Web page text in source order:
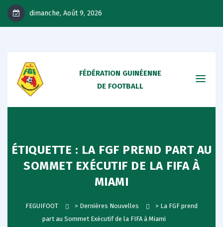
dimanche, Août 9, 2026
FÉDÉRATION GUINÉENNE
DE FOOTBALL
ÉTIQUETTE : LA FGF PREND PART AU
SOMMET EXÉCUTIF DE LA FIFA À
MIAMI
FEGUIFOOT > Dernières Nouvelles > La FGF prend
part au Sommet Exécutif de la FIFA à Miami